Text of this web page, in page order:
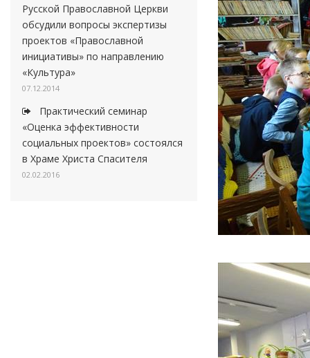
Русской Православной Церкви
обсудили вопросы экспертизы
проектов «Православной
инициативы» по направлению
«Культура»
07.12.2014
Практический семинар
«Оценка эффективности
социальных проектов» состоялся
в Храме Христа Спасителя
02.02.2016